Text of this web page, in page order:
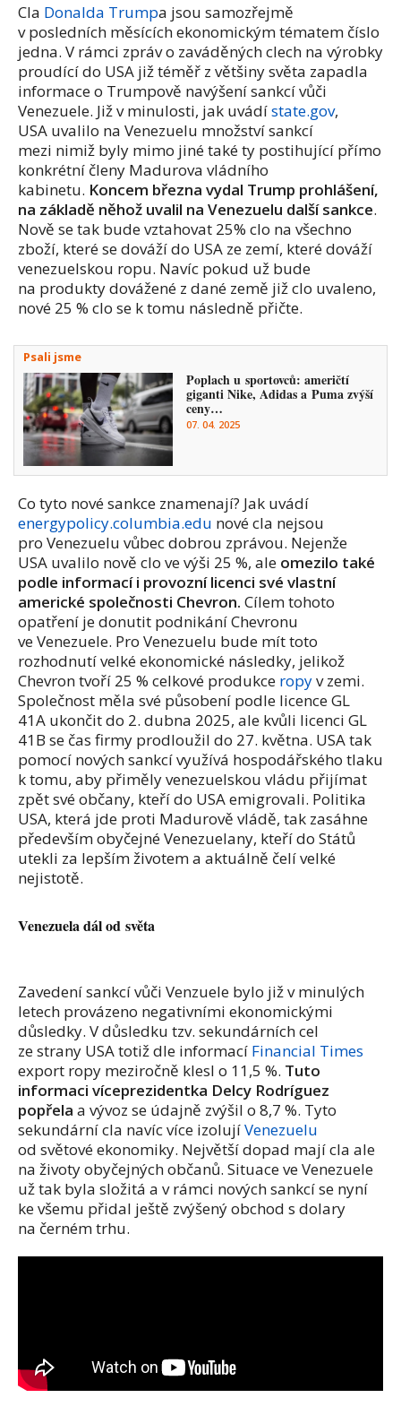
Cla Donalda Trumpa jsou samozřejmě
v posledních měsících ekonomickým tématem číslo
jedna. V rámci zpráv o zaváděných clech na výrobky
proudící do USA již téměř z většiny světa zapadla
informace o Trumpově navýšení sankcí vůči
Venezuele. Již v minulosti, jak uvádístate.gov,
USA uvalilo na Venezuelu množství sankcí
mezi nimiž byly mimo jiné také ty postihující přímo
konkrétní členy Madurova vládního
kabinetu. Koncem března vydal Trump prohlášení,
na základě něhož uvalil na Venezuelu další sankce.
Nově se tak bude vztahovat 25% clo na všechno
zboží, které se dováží do USA ze zemí, které dováží
venezuelskou ropu. Navíc pokud už bude
na produkty dovážené z dané země již clo uvaleno,
nové 25 % clo se k tomu následně přičte.
Psali jsme
Poplach u sportovců: američtí
giganti Nike, Adidas a Puma zvýší
ceny…
07. 04. 2025
Co tyto nové sankce znamenají? Jak uvádí
energypolicy.columbia.edu nové cla nejsou
pro Venezuelu vůbec dobrou zprávou. Nejenže
USA uvalilo nově clo ve výši 25 %, ale omezilo také
podle informací i provozní licenci své vlastní
americké společnosti Chevron. Cílem tohoto
opatření je donutit podnikání Chevronu
ve Venezuele. Pro Venezuelu bude mít toto
rozhodnutí velké ekonomické následky, jelikož
Chevron tvoří 25 % celkové produkce ropyv zemi.
Společnost měla své působení podle licence GL
41A ukončit do 2. dubna 2025, ale kvůli licenci GL
41B se čas firmy prodloužil do 27. května. USA tak
pomocí nových sankcí využívá hospodářského tlaku
k tomu, aby přiměly venezuelskou vládu přijímat
zpět své občany, kteří do USA emigrovali. Politika
USA, která jde proti Madurově vládě, tak zasáhne
především obyčejné Venezuelany, kteří do Států
utekli za lepším životem a aktuálně čelí velké
nejistotě.
Venezuela dál od světa
Zavedení sankcí vůči Venzuele bylo již v minulých
letech provázeno negativními ekonomickými
důsledky. V důsledku tzv. sekundárních cel
ze strany USA totiž dle informací Financial Times
export ropy meziročně klesl o 11,5 %. Tuto
informaci víceprezidentka Delcy Rodríguez
popřela a vývoz se údajně zvýšil o 8,7 %. Tyto
sekundární cla navíc více izolujíVenezuelu
od světové ekonomiky. Největší dopad mají cla ale
na životy obyčejných občanů. Situace ve Venezuele
už tak byla složitá a v rámci nových sankcí se nyní
ke všemu přidal ještě zvýšený obchod s dolary
na černém trhu.